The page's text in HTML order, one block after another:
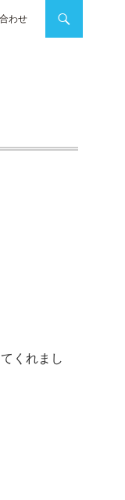
わせ
くれまし